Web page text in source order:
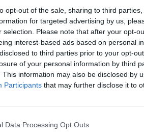
opt-out of the sale, sharing to third
for targeted advertising by us,
selection. Please note that after your opt-
interest-based ads based on personal
to third parties prior to your opt-
of your personal information by third
This information may also be disclosed by
Participants that may further disclose it to
Data Processing Opt Outs
sequestrati oltre 1.500
di Finanza di Prato, nell'ambito
coordinata dalla Procura della
ha sequestrato 1.582 giocattoli
riconducibili ai marchi Walt
nell'ambito di un'operazione
a Francesco Guccini: la